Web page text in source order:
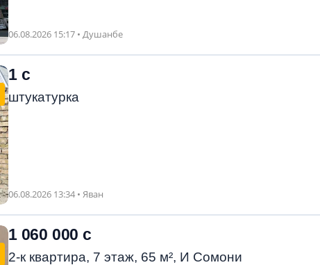
06.08.2026 15:17 • Душанбе
1 с
штукатурка
06.08.2026 13:34 • Яван
1 060 000 с
2-к квартира, 7 этаж, 65 м², И Сомони